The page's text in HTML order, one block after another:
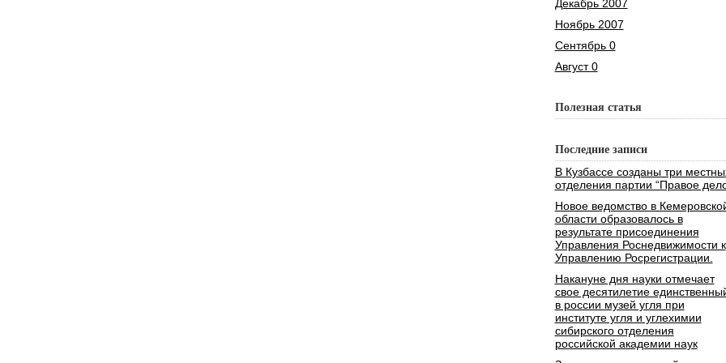
Декабрь 2007
Ноябрь 2007
Сентябрь 0
Август 0
Полезная статья
Последние записи
В Кузбассе созданы три
отделения партии “Правое
Новое ведомство в
области образовалось в
результате присоединения
Управления Роснедвижимости к
Управлению Росрегистрации.
Накануне дня науки отмечает
свое десятилетие
в россии музей угля при
институте угля и углехимии
сибирского отделения
российской академии наук